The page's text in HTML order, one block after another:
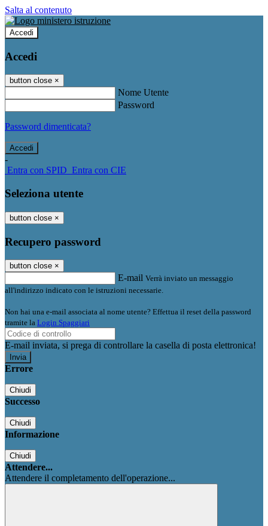
Salta al contenuto
Accedi
Accedi
button close ×
Nome Utente
Password
Password dimenticata?
-
Entra con SPID Entra con CIE
Seleziona utente
button close ×
Recupero password
button close ×
E-mail Verrà inviato un messaggio
all'indirizzo indicato con le istruzioni necessarie.
Non hai una e-mail associata al nome utente? Effettua il reset della password
tramite la Login Spaggiari
E-mail inviata, si prega di controllare la casella di posta elettronica!
Errore
Chiudi
Successo
Chiudi
Informazione
Chiudi
Attendere...
Attendere il completamento dell'operazione...